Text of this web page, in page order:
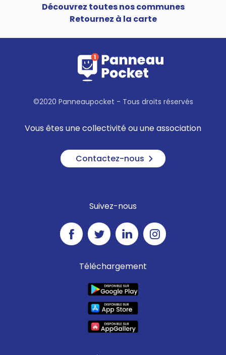
Découvrez toutes nos communes
Retournez à la carte
©2020 Panneaupocket - Tous droits réservés
Vous êtes une collectivité ou une association
Contactez-nous
Suivez-nous
Téléchargement